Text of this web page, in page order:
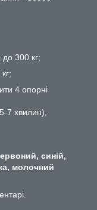
300 кг;
4 опорні
7 хвилин),
синій,
молочний